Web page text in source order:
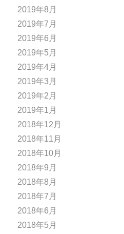
2019年8月
2019年7月
2019年6月
2019年5月
2019年4月
2019年3月
2019年2月
2019年1月
2018年12月
2018年11月
2018年10月
2018年9月
2018年8月
2018年7月
2018年6月
2018年5月